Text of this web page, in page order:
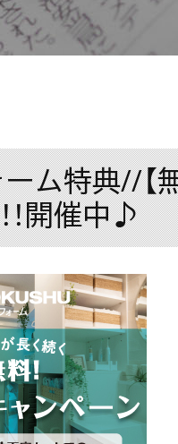
ム特典//【
！開催中♪